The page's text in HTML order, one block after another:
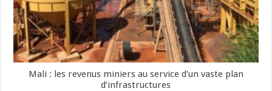
Mali : les revenus miniers au service d’un vaste plan
d’infrastructures